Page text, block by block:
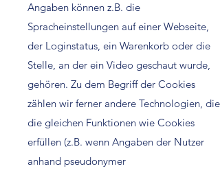
Angaben können z.B. die
Spracheinstellungen auf einer Webseite,
der Loginstatus, ein Warenkorb oder die
Stelle, an der ein Video geschaut wurde,
gehören. Zu dem Begriff der Cookies
zählen wir ferner andere Technologien, die
die gleichen Funktionen wie Cookies
erfüllen (z.B. wenn Angaben der Nutzer
anhand pseudonymer